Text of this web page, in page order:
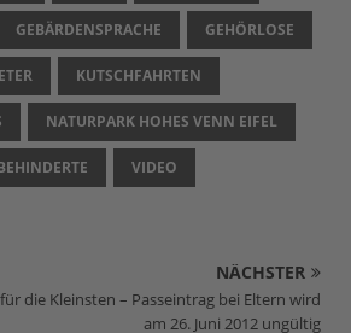
GEBÄRDENSPRACHE GEHÖRLOSE
KUTSCHFAHRTEN
NATURPARK HOHES VENN EIFEL
VIDEO
NÄCHSTER
die Kleinsten – Passeintrag bei Eltern wird
am 26. Juni 2012 ungültig